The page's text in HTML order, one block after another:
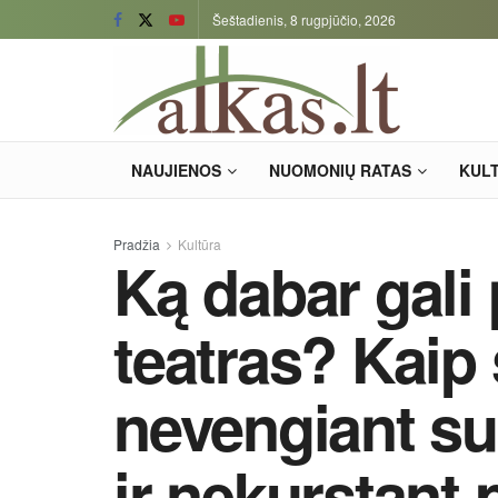
Šeštadienis, 8 rugpjūčio, 2026
NAUJIENOS NUOMONIŲ RATAS
Pradžia Kultūra
Ką dabar
teatras?
nevengiant